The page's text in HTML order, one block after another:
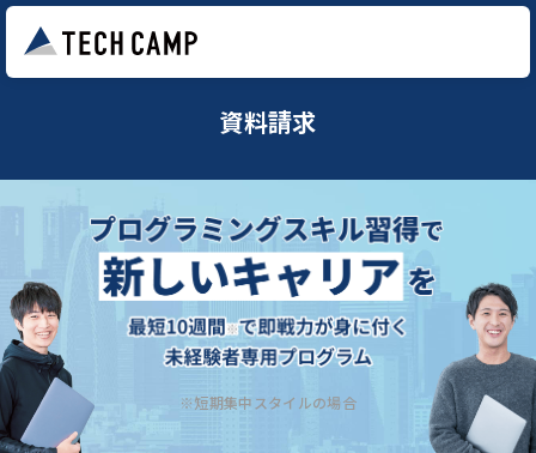
資料請求
※短期集中スタイルの場合